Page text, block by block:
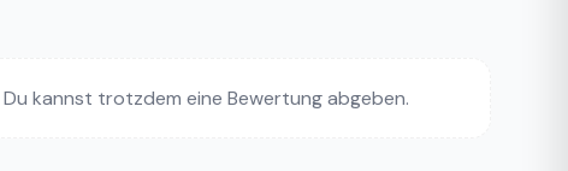
kannst trotzdem eine Bewertung abgeben.